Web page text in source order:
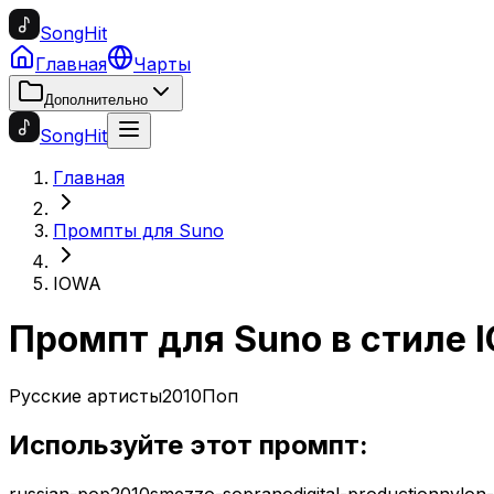
SongHit
Главная
Чарты
Дополнительно
SongHit
Главная
Промпты для Suno
IOWA
Промпт для Suno в стиле
Русские артисты2010Поп
Используйте этот промпт: